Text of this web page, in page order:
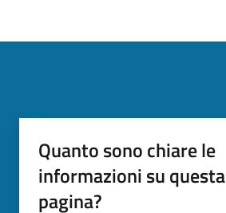
Quanto sono chiare le
informazioni su questa
pagina?